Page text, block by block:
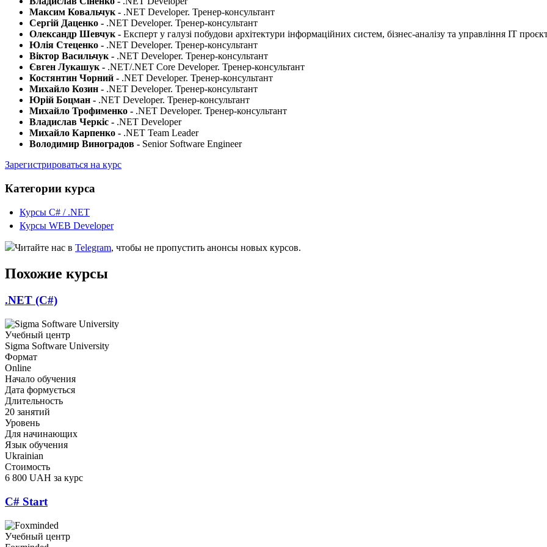
Максим Ковальчук - .NET Developer. Тренер-консультант
Сергій Даценко - .NET Developer. Тренер-консультант
Олександр Шевчук - Експерт у галузі побудови архітектури інформаційних систем, бізнес-аналізу та управління IT
Юлія Стеценко - .NET Developer. Тренер-консультант
Віктор Васильчук - .NET Developer. Тренер-консультант
Євген Лукашук - .NET/.NET Core Developer. Тренер-консультант
Костянтин Чорний - .NET Developer. Тренер-консультант
Михайло Козин - .NET Developer. Тренер-консультант
Юрій Боцман - .NET Developer. Тренер-консультант
Михайло Трофименко - .NET Developer. Тренер-консультант
Владислав Черкіс - .NET Developer
Михайло Карпенко - .NET Team Leader
Володимир Виноградов - Senior Software Engineer
Зарегистрироваться на курс
Категории курса
Курсы C# / .NET
Курсы WEB Developer
Читайте нас в Telegram, чтобы не пропустить анонсы новых курсов.
Похожие курсы
.NET (C#)
Учебный центр
Sigma Software University
Формат
Online
Начало обучения
Дата формується
Длительность
20 занятий
Уровень
Для начинающих
Язык обучения
Ukrainian
Стоимость
6 800 UAH за курс
C# Start
Учебный центр